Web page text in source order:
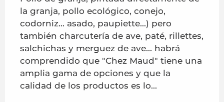
la granja, pollo ecológico, conejo,
codorniz... asado, paupiette...) pero
también charcutería de ave, paté, rillettes,
salchichas y merguez de ave... habrá
comprendido que "Chez Maud" tiene una
amplia gama de opciones y que la
calidad de los productos es lo...